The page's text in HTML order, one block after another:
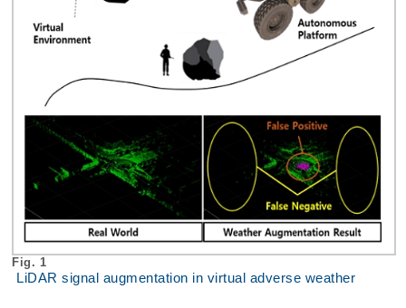
Fig. 1
LiDAR signal augmentation in virtual adverse weather